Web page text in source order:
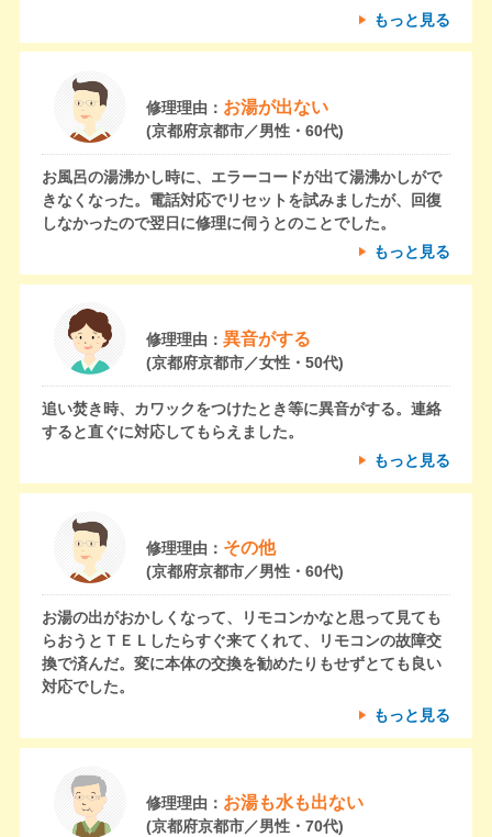
もっと見る
修理理由： お湯が出ない
(京都府京都市／男性・60代)
お風呂の湯沸かし時に、エラーコードが出て湯沸かしがで
きなくなった。電話対応でリセットを試みましたが、回復
しなかったので翌日に修理に伺うとのことでした。
もっと見る
修理理由： 異音がする
(京都府京都市／女性・50代)
追い焚き時、カワックをつけたとき等に異音がする。連絡
すると直ぐに対応してもらえました。
もっと見る
修理理由： その他
(京都府京都市／男性・60代)
お湯の出がおかしくなって、リモコンかなと思って見ても
らおうとＴＥＬしたらすぐ来てくれて、リモコンの故障交
換で済んだ。変に本体の交換を勧めたりもせずとても良い
対応でした。
もっと見る
修理理由： お湯も水も出ない
(京都府京都市／男性・70代)